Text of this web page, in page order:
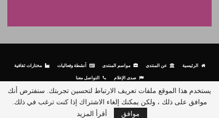
الرئيسية عن المنتدى مواسم المنتدى أنشطة وفعاليات مختارات ثقافية
صدى الإعلام التواصل معنا
© جميع الحقوق محفوظة لمنتدى الثلاثاء الثقافي - 2026.
يستخدم هذا الموقع ملفات تعريف الارتباط لتحسين تجربتك. سنفترض أنك
موافق على ذلك ، ولكن يمكنك إلغاء الاشتراك إذا كنت ترغب في ذلك.
موافق
أقرأ المزيد